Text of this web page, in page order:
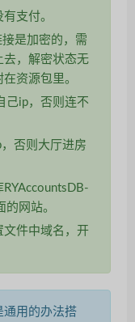
支付。
是加密的，需
去，解密状态无
资源包里。
己ip，否则连不
否则大厅进房
网站。
文件中域名，开
通用的办法搭